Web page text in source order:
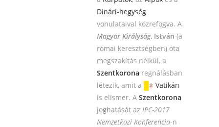
Dinári-hegység
vonulataival közrefogva. A
Magyar Királyság, István (a
római keresztségben) óta
megszakítás nélkül, a
Szentkorona regnálásban
létezik, amit a
Vatikán
is elismer. A Szentkorona
joghatását az IPC-2017
Nemzetközi Konferencia-n